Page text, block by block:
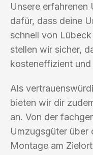
Unsere erfahrenen
dafür, dass deine
schnell von
stellen wir sicher,
kosteneffizient
Als
bieten wir dir
an. Von der
Umzugsgüter über
Montage am